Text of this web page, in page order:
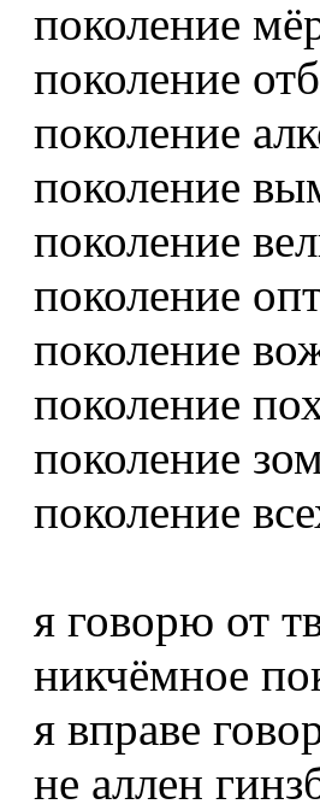
поколение
поколение
поколение
поколение
поколение
поколение
поколение
поколение
поколение
поколение
я говорю от
никчёмное
я вправе
не аллен